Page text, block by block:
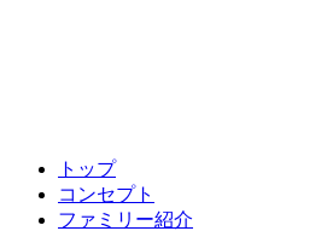
トップ
コンセプト
ファミリー紹介